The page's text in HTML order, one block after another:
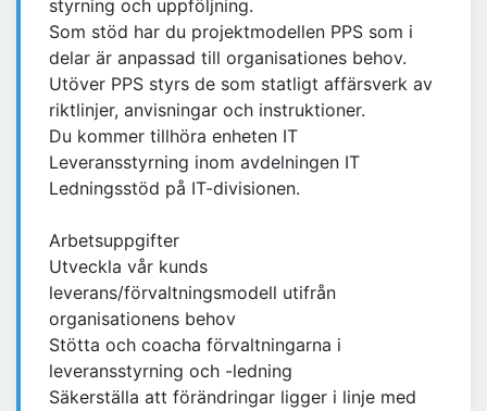
styrning och uppföljning.
Som stöd har du projektmodellen PPS som i
delar är anpassad till organisationes behov.
Utöver PPS styrs de som statligt affärsverk av
riktlinjer, anvisningar och instruktioner.
Du kommer tillhöra enheten IT
Leveransstyrning inom avdelningen IT
Ledningsstöd på IT-divisionen.
Arbetsuppgifter
Utveckla vår kunds
leverans/förvaltningsmodell utifrån
organisationens behov
Stötta och coacha förvaltningarna i
leveransstyrning och -ledning
Säkerställa att förändringar ligger i linje med